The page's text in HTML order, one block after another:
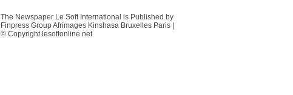
The Newspaper Le Soft International is Published by
Finpress Group Afrimages Kinshasa Bruxelles Paris |
© Copyright lesoftonline.net